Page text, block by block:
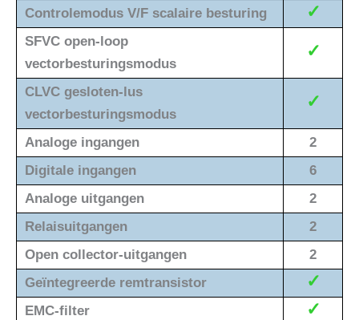
Controlemodus V/F scalaire besturing
✓
SFVC open-loop
vectorbesturingsmodus
✓
CLVC gesloten-lus
vectorbesturingsmodus
✓
Analoge ingangen
2
Digitale ingangen
6
Analoge uitgangen
2
Relaisuitgangen
2
Open collector-uitgangen
2
Geïntegreerde remtransistor
✓
EMC-filter ✓